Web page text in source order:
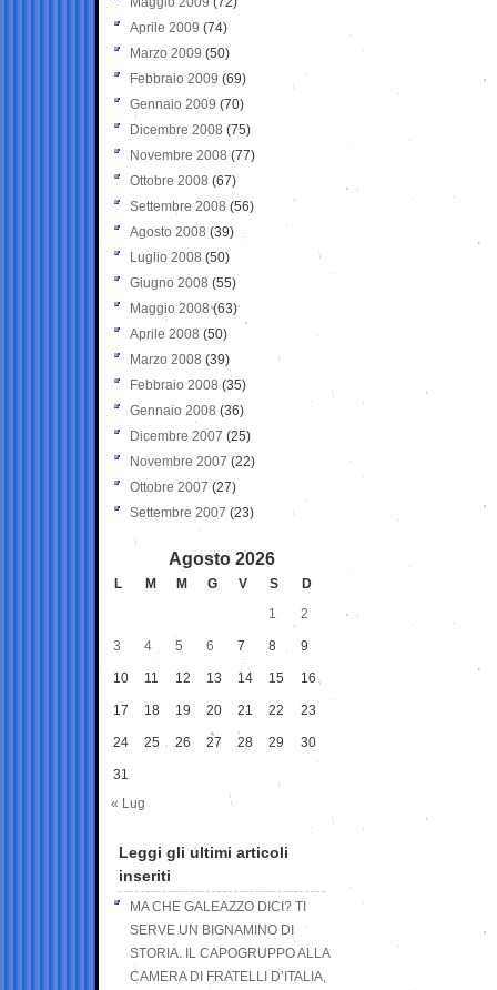
Aprile 2009 (74)
Marzo 2009 (50)
Febbraio 2009 (69)
Gennaio 2009 (70)
Dicembre 2008 (75)
Novembre 2008 (77)
Ottobre 2008 (67)
Settembre 2008 (56)
Agosto 2008 (39)
Luglio 2008 (50)
Giugno 2008 (55)
Maggio 2008(63)
Aprile 2008 (50)
Marzo 2008 (39)
Febbraio 2008 (35)
Gennaio 2008 (36)
Dicembre 2007 (25)
Novembre 2007 (22)
Ottobre 2007 (27)
Settembre 2007 (23)
Agosto 2026
L M M G V S
D
1
2
3 4 5 6 7 8 9
10 11 12 13 14 15 16
17 18 19 20 21 22 23
24 25 26 27 28 29 30
31
« Lug
Leggi gli ultimi articoli
inseriti
MA CHE GALEAZZO DICI? TI
SERVE UN BIGNAMINO DI
STORIA. IL CAPOGRUPPO ALLA
CAMERA DI FRATELLI D’ITALIA,